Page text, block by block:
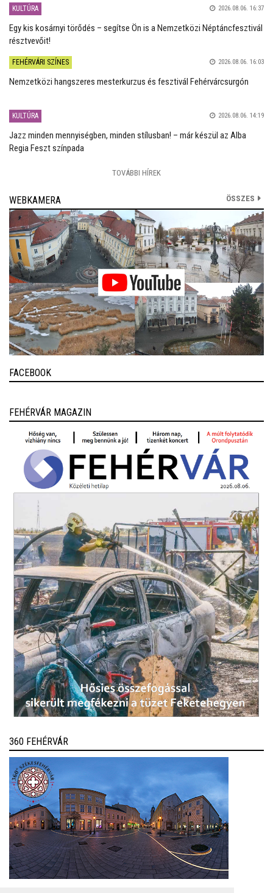
KULTÚRA 2026.08.06. 16:37
Egy kis kosárnyi törődés – segítse Ön is a Nemzetközi Néptáncfesztivál
résztvevőit!
FEHÉRVÁRI SZÍNES 2026.08.06. 16:03
Nemzetközi hangszeres mesterkurzus és fesztivál Fehérvárcsurgón
KULTÚRA 2026.08.06. 14:19
Jazz minden mennyiségben, minden stílusban! – már készül az Alba
Regia Feszt színpada
TOVÁBBI HÍREK
WEBKAMERA ÖSSZES
FACEBOOK
FEHÉRVÁR MAGAZIN
360 FEHÉRVÁR